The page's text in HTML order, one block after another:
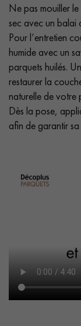
Ne pas mouiller
sec avec un balai
Pour l’entretien
humide avec un
parquets huilés.
restaurer la
naturelle de votre
Dès la pose,
afin de garantir